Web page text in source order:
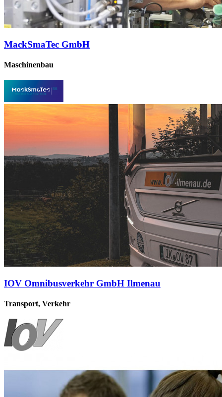
MackSmaTec GmbH
Maschinenbau
IOV Omnibusverkehr GmbH Ilmenau
Transport, Verkehr